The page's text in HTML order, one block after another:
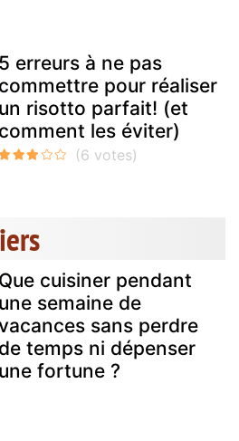
5 erreurs à ne pas
commettre pour réaliser
un risotto parfait! (et
comment les éviter)
Que cuisiner pendant
une semaine de
sans perdre
de temps ni dépenser
une fortune ?